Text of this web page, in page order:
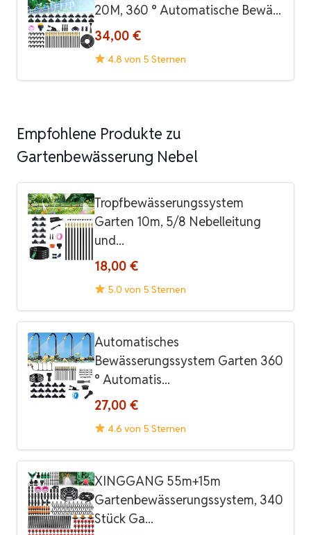
20M, 360 ° Automatische Bewä...
34,00 €
4.8 von 5 Sternen
Empfohlene Produkte zu
Gartenbewässerung Nebel
Tropfbewässerungssystem
Garten 10m, 5/8 Nebelleitung
und...
18,00 €
5.0 von 5 Sternen
Automatisches
Bewässerungssystem Garten 360
° Automatis...
27,00 €
4.6 von 5 Sternen
XINGGANG 55m+15m
Gartenbewässerungssystem, 340
Stück Ga...